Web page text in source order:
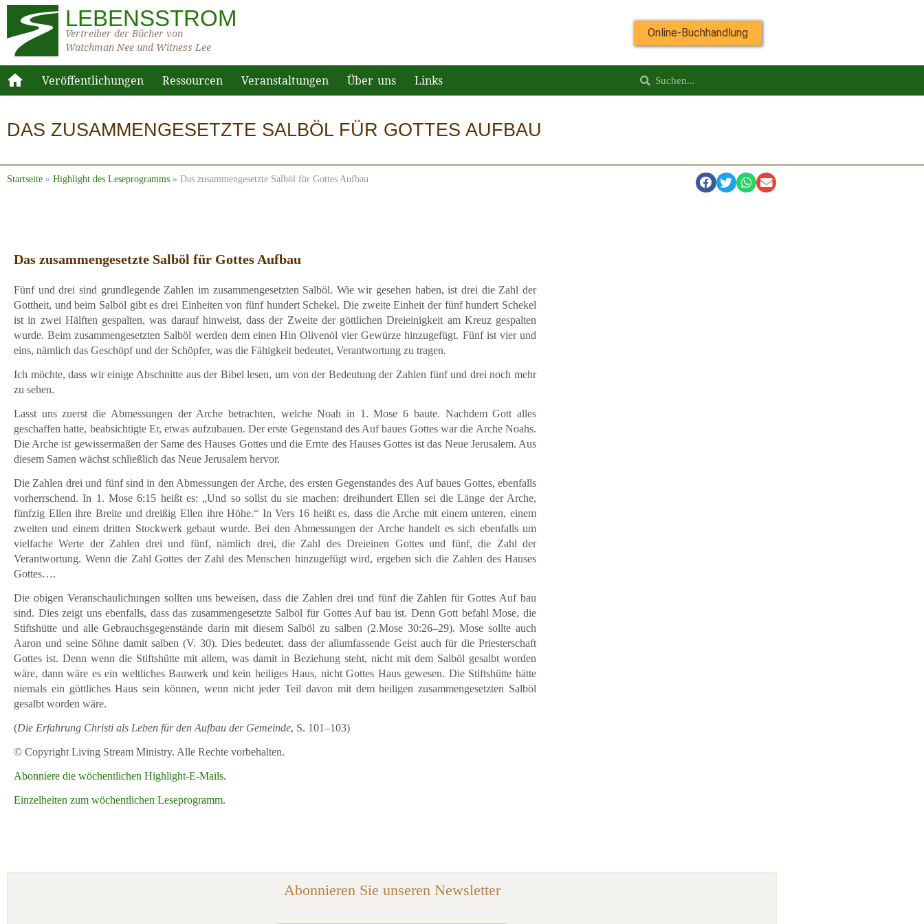
LEBENSSTROM
Vertreiber der Bücher von
Watchman Nee und Witness Lee
Online-Buchhandlung
Veröffentlichungen Ressourcen Veranstaltungen Über uns Links
DAS ZUSAMMENGESETZTE SALBÖL FÜR GOTTES AUFBAU
Startseite » Highlight des Leseprogramms » Das zusammengesetzte Salböl für Gottes Aufbau
Das zusammengesetzte Salböl für Gottes Aufbau
Fünf und drei sind grundlegende Zahlen im zusammengesetzten Salböl. Wie wir gesehen haben, ist drei die Zahl der
Gottheit, und beim Salböl gibt es drei Einheiten von fünf hundert Schekel. Die zweite Einheit der fünf hundert Schekel
ist in zwei Hälften gespalten, was darauf hinweist, dass der Zweite der göttlichen Dreieinigkeit am Kreuz gespalten
wurde. Beim zusammengesetzten Salböl werden dem einen Hin Olivenöl vier Gewürze hinzugefügt. Fünf ist vier und
eins, nämlich das Geschöpf und der Schöpfer, was die Fähigkeit bedeutet, Verantwortung zu tragen.
Ich möchte, dass wir einige Abschnitte aus der Bibel lesen, um von der Bedeutung der Zahlen fünf und drei noch mehr
zu sehen.
Lasst uns zuerst die Abmessungen der Arche betrachten, welche Noah in 1. Mose 6 baute. Nachdem Gott alles
geschaffen hatte, beabsichtigte Er, etwas aufzubauen. Der erste Gegenstand des Auf baues Gottes war die Arche Noahs.
Die Arche ist gewissermaßen der Same des Hauses Gottes und die Ernte des Hauses Gottes ist das Neue Jerusalem. Aus
diesem Samen wächst schließlich das Neue Jerusalem hervor.
Die Zahlen drei und fünf sind in den Abmessungen der Arche, des ersten Gegenstandes des Auf baues Gottes, ebenfalls
vorherrschend. In 1. Mose 6:15 heißt es: „Und so sollst du sie machen: dreihundert Ellen sei die Länge der Arche,
fünfzig Ellen ihre Breite und dreißig Ellen ihre Höhe.“ In Vers 16 heißt es, dass die Arche mit einem unteren, einem
zweiten und einem dritten Stockwerk gebaut wurde. Bei den Abmessungen der Arche handelt es sich ebenfalls um
vielfache Werte der Zahlen drei und fünf, nämlich drei, die Zahl des Dreieinen Gottes und fünf, die Zahl der
Verantwortung. Wenn die Zahl Gottes der Zahl des Menschen hinzugefügt wird, ergeben sich die Zahlen des Hauses
Gottes….
Die obigen Veranschaulichungen sollten uns beweisen, dass die Zahlen drei und fünf die Zahlen für Gottes Auf bau
sind. Dies zeigt uns ebenfalls, dass das zusammengesetzte Salböl für Gottes Auf bau ist. Denn Gott befahl Mose, die
Stiftshütte und alle Gebrauchsgegenstände darin mit diesem Salböl zu salben (2.Mose 30:26–29). Mose sollte auch
Aaron und seine Söhne damit salben (V. 30). Dies bedeutet, dass der allumfassende Geist auch für die Priesterschaft
Gottes ist. Denn wenn die Stiftshütte mit allem, was damit in Beziehung steht, nicht mit dem Salböl gesalbt worden
wäre, dann wäre es ein weltliches Bauwerk und kein heiliges Haus, nicht Gottes Haus gewesen. Die Stiftshütte hätte
niemals ein göttliches Haus sein können, wenn nicht jeder Teil davon mit dem heiligen zusammengesetzten Salböl
gesalbt worden wäre.
(Die Erfahrung Christi als Leben für den Aufbau der Gemeinde, S. 101–103)
© Copyright Living Stream Ministry. Alle Rechte vorbehalten.
Abonniere die wöchentlichen Highlight-E-Mails.
Einzelheiten zum wöchentlichen Leseprogramm.
Abonnieren Sie unseren Newsletter